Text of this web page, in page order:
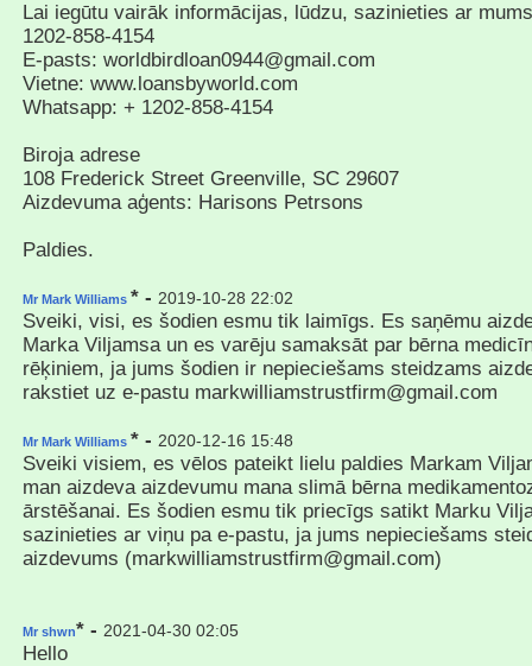
Lai iegūtu vairāk informācijas, lūdzu, sazinieties ar
1202-858-4154
E-pasts: worldbirdloan0944@gmail.com
Vietne: www.loansbyworld.com
Whatsapp: + 1202-858-4154
Biroja adrese
108 Frederick Street Greenville, SC 29607
Aizdevuma aģents: Harisons Petrsons
Paldies.
Mr Mark Williams * - 2019-10-28 22:02
Sveiki, visi, es šodien esmu tik laimīgs. Es saņēmu
Marka Viljamsa un es varēju samaksāt par bērna
rēķiniem, ja jums šodien ir nepieciešams steidzams
rakstiet uz e-pastu markwilliamstrustfirm@gmail.com
Mr Mark Williams * - 2020-12-16 15:48
Sveiki visiem, es vēlos pateikt lielu paldies Markam
man aizdeva aizdevumu mana slimā bērna
ārstēšanai. Es šodien esmu tik priecīgs satikt Marku
sazinieties ar viņu pa e-pastu, ja jums nepieciešams
aizdevums (markwilliamstrustfirm@gmail.com)
Mr shwn* - 2021-04-30 02:05
Hello